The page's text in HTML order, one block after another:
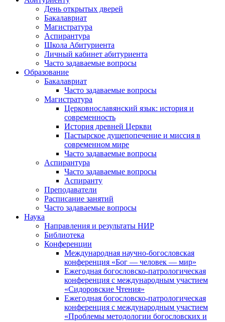
День открытых дверей
Бакалавриат
Магистратура
Аспирантура
Школа Абитуриента
Личный кабинет абитуриента
Часто задаваемые вопросы
Образование
Бакалавриат
Часто задаваемые вопросы
Магистратура
Церковнославянский язык: история и
современность
История древней Церкви
Пастырское душепопечение и миссия в
современном мире
Часто задаваемые вопросы
Аспирантура
Часто задаваемые вопросы
Аспиранту
Преподаватели
Расписание занятий
Часто задаваемые вопросы
Наука
Направления и результаты НИР
Библиотека
Конференции
Международная научно-богословская
конференция «Бог — человек — мир»
Ежегодная богословско-патрологическая
конференция с международным участием
«Сидоровские Чтения»
Ежегодная богословско-патрологическая
конференция с международным участием
«Проблемы методологии богословских и